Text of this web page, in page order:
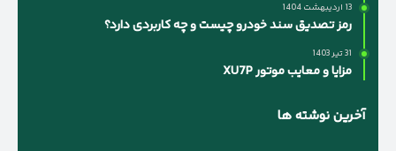
13 اردیبهشت 1404
رمز تصدیق سند خودرو چیست و چه کاربردی دارد؟
31 تیر 1403
مزایا و معایب موتور XU7P
آخرین نوشته ها